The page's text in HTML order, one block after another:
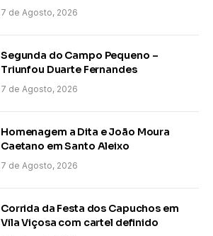
7 de Agosto, 2026
Segunda do Campo Pequeno –
Triunfou Duarte Fernandes
7 de Agosto, 2026
Homenagem a Dita e João Moura
Caetano em Santo Aleixo
7 de Agosto, 2026
Corrida da Festa dos Capuchos em
Vila Viçosa com cartel definido